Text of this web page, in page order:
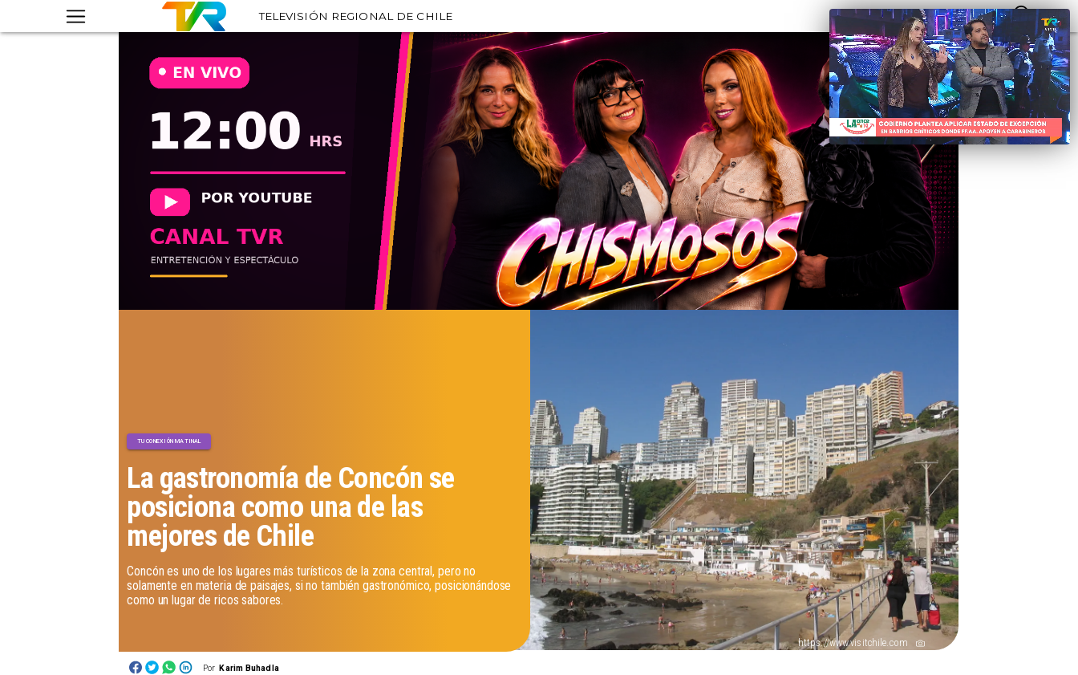
TELEVISIÓN REGIONAL DE CHILE
https://www.visitchile.com
Por Karim Buhadla
La gastronomía de Concón se
posiciona como una de las
mejores de Chile
TU CONEXIÓN MATINAL
Concón es uno de los lugares más turísticos de la zona central, pero no
solamente en materia de paisajes, si no también gastronómico, posicionándose
como un lugar de ricos sabores.